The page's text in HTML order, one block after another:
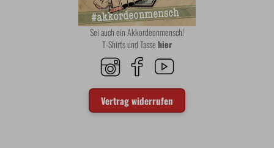
Sei auch ein Akkordeonmensch!
T-Shirts und Tassehier
Vertrag widerrufen